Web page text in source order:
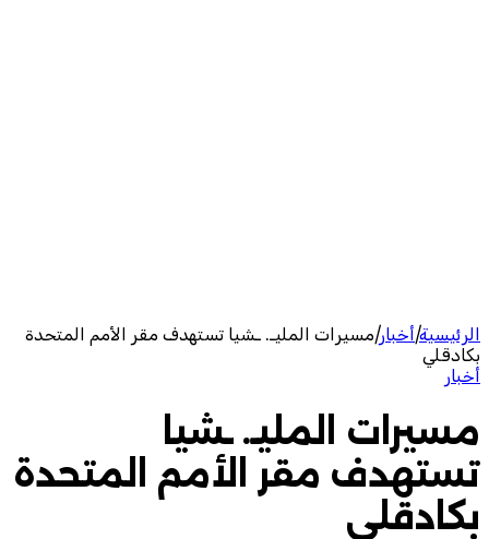
الرئيسية|أخبار|مسيرات المليـ. ـشيا تستهدف مقر الأمم المتحدة
بكادقلي
أخبار
مسيرات المليـ. ـشيا
تستهدف مقر الأمم المتحدة
بكادقلي